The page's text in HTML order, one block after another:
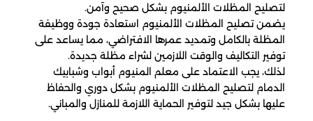
لتصليح المظلات الألمنيوم بشكل صحيح وآمن.
يضمن تصليح المظلات الألمنيوم استعادة جودة ووظيفة
المظلة بالكامل وتمديد عمرها الافتراضي، مما يساعد على
توفير التكاليف والوقت اللازمين لشراء مظلة جديدة.
لذلك، يجب الاعتماد على معلم المنيوم أبواب وشبابيك
الدمام لتصليح المظلات الألمنيوم بشكل دوري والحفاظ
عليها بشكل جيد لتوفير الحماية اللازمة للمنازل والمباني.